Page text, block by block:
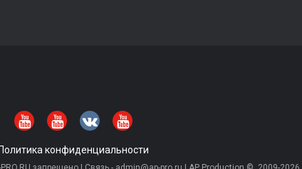
Политика конфиденциальности